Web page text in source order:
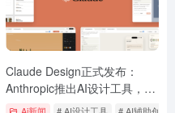
Claude Design正式发布：
Anthropic推出AI设计工具，零
基础用户也能快速生成视觉原